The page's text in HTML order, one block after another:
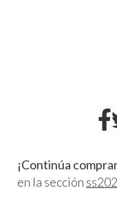
¡Continúa
en la sección